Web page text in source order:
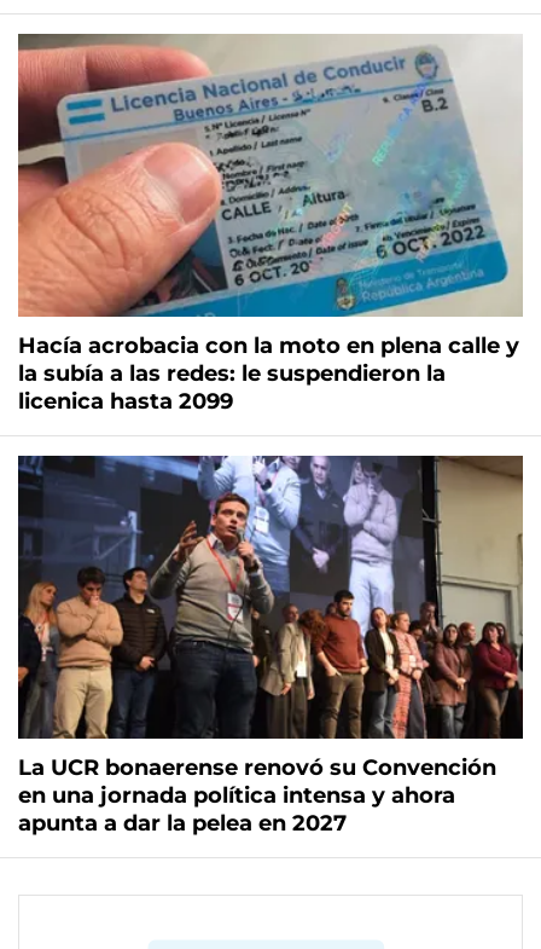
Hacía acrobacia con la moto en plena calle y
la subía a las redes: le suspendieron la
licenica hasta 2099
La UCR bonaerense renovó su Convención
en una jornada política intensa y ahora
apunta a dar la pelea en 2027